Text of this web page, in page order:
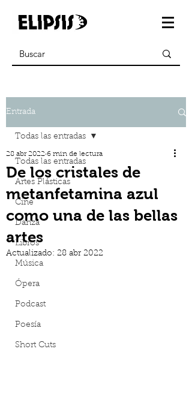
Entrada
Todas las entradas
Artes Plásticas
Cine
Danza
Libros
Música
Ópera
Podcast
Poesía
Short Cuts
Todas las entradas
De los cristales de
metanfetamina azul
como una de las bellas
artes
28 abr 2022 6 min de lectura
Actualizado: 28 abr 2022